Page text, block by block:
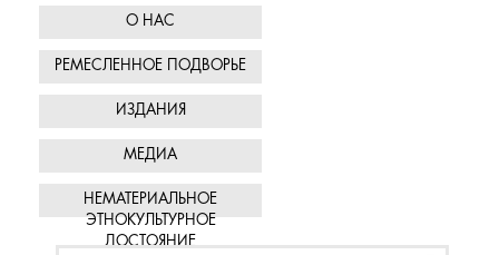
О НАС
РЕМЕСЛЕННОЕ ПОДВОРЬЕ
ИЗДАНИЯ
МЕДИА
НЕМАТЕРИАЛЬНОЕ
ЭТНОКУЛЬТУРНОЕ
ДОСТОЯНИЕ